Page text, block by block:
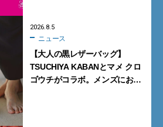
2026.8.5
ニュース
【大人の黒レザーバッグ】
TSUCHIYA KABANとマメ クロ
ゴウチがコラボ。メンズにおす